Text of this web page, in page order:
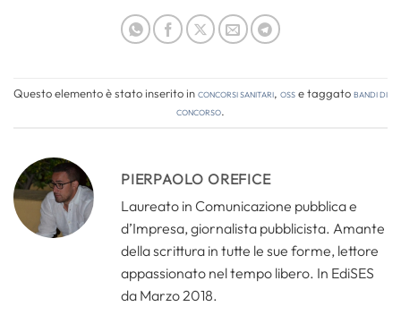
Questo elemento è stato inserito inConcorsi Sanitari, OSSe taggatobandi di
concorso.
PIERPAOLO OREFICE
Laureato in Comunicazione pubblica e
d’Impresa, giornalista pubblicista. Amante
della scrittura in tutte le sue forme, lettore
appassionato nel tempo libero. In EdiSES
da Marzo 2018.